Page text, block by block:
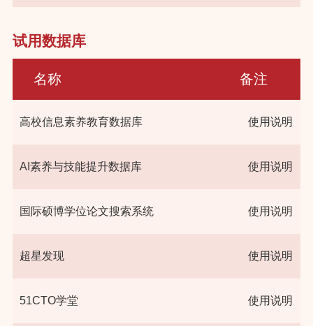
试用数据库
名称 备注
高校信息素养教育数据库 使用说明
AI素养与技能提升数据库 使用说明
国际硕博学位论文搜索系统 使用说明
超星发现 使用说明
51CTO学堂 使用说明